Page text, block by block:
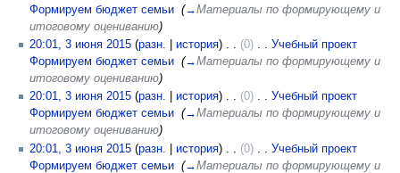
Формируем бюджет семьи (→Материалы по формирующему и
итоговому оцениванию)
20:01, 3 июня 2015 (разн. история) (0)
Учебный проект
Формируем бюджет семьи (→Материалы по формирующему и
итоговому оцениванию)
20:01, 3 июня 2015 (разн. история) (0)
Учебный проект
Формируем бюджет семьи (→Материалы по формирующему и
итоговому оцениванию)
20:01, 3 июня 2015 (разн. история) (0)
Учебный проект
Формируем бюджет семьи (→Материалы по формирующему и